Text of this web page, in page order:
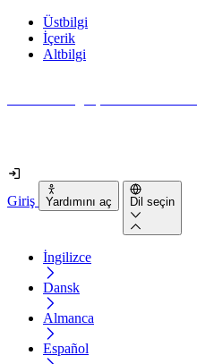
Üstbilgi
İçerik
Altbilgi
Giriş Yardımını aç Dil seçin
İngilizce
Dansk
Almanca
Español